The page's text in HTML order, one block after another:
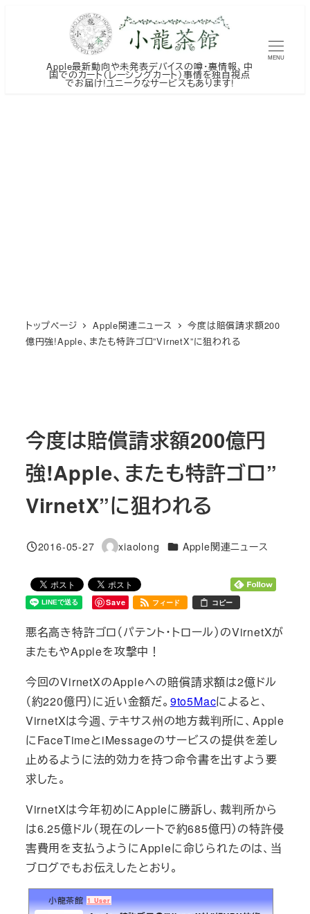
Apple最新動向や未発表デバイスの噂・裏情報、中
国でのカート（レーシングカート）事情を独自視点
でお届け!ユニークなサービスもあります!
MENU
トップページ Apple関連ニュース
今度は賠償請求額200
億円強!Apple、またも特許ゴロ”VirnetX”に狙われる
今度は賠償請求額200億円
強!Apple、またも特許ゴロ”
VirnetX”に狙われる
投稿日
2016-05-27
著
xiaolong カテゴリー
Apple関連ニュース
Save フィード コピー
悪名高き特許ゴロ（パテント・トロール）のVirnetXが
またもやAppleを攻撃中！
今回のVirnetXのAppleへの賠償請求額は2億ドル
（約220億円）に近い金額だ。 9to5Macによると、
VirnetXは今週、テキサス州の地方裁判所に、Apple
にFaceTimeとiMessageのサービスの提供を差し
止めるように法的効力を持つ命令書を出すよう要
求した。
VirnetXは今年初めにAppleに勝訴し、裁判所から
は6.25億ドル（現在のレートで約685億円）の特許侵
害費用を支払うようにAppleに命じられたのは、当
ブログでもお伝えしたとおり。
小龍茶館 1 User